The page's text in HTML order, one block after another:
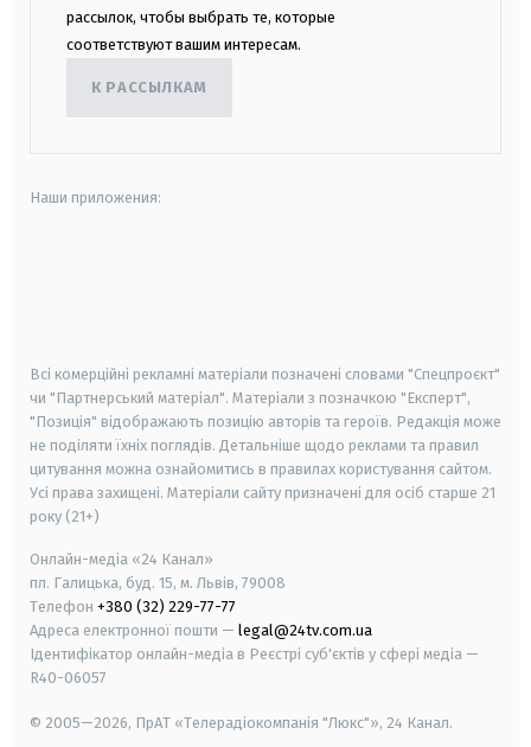
рассылок, чтобы выбрать те, которые
соответствуют вашим интересам.
К РАССЫЛКАМ
Наши приложения:
Всі комерційні рекламні матеріали позначені словами "Спецпроєкт"
чи "Партнерський матеріал". Матеріали з позначкою "Експерт",
"Позиція" відображають позицію авторів та героїв. Редакція може
не поділяти їхніх поглядів. Детальніше щодо реклами та правил
цитування можна ознайомитись в правилах користування сайтом.
Усі права захищені. Матеріали сайту призначені для осіб старше 21
року (21+)
Онлайн-медіа «24 Канал»
пл. Галицька, буд. 15, м. Львів, 79008
Телефон +380 (32) 229-77-77
Адреса електронної пошти — legal@24tv.com.ua
Ідентифікатор онлайн-медіа в Реєстрі суб'єктів у сфері медіа —
R40-06057
© 2005—2026, ПрАТ «Телерадіокомпанія "Люкс"», 24 Канал.